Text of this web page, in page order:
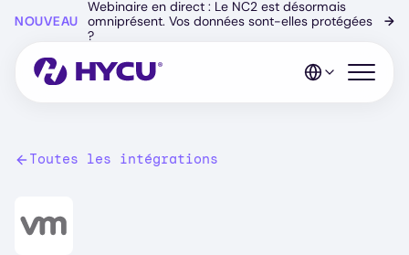
content
NOUVEAU
Webinaire en direct : Le NC2 est désormais
omniprésent. Vos données sont-elles protégées
?
→
Open
Toutes les intégrations